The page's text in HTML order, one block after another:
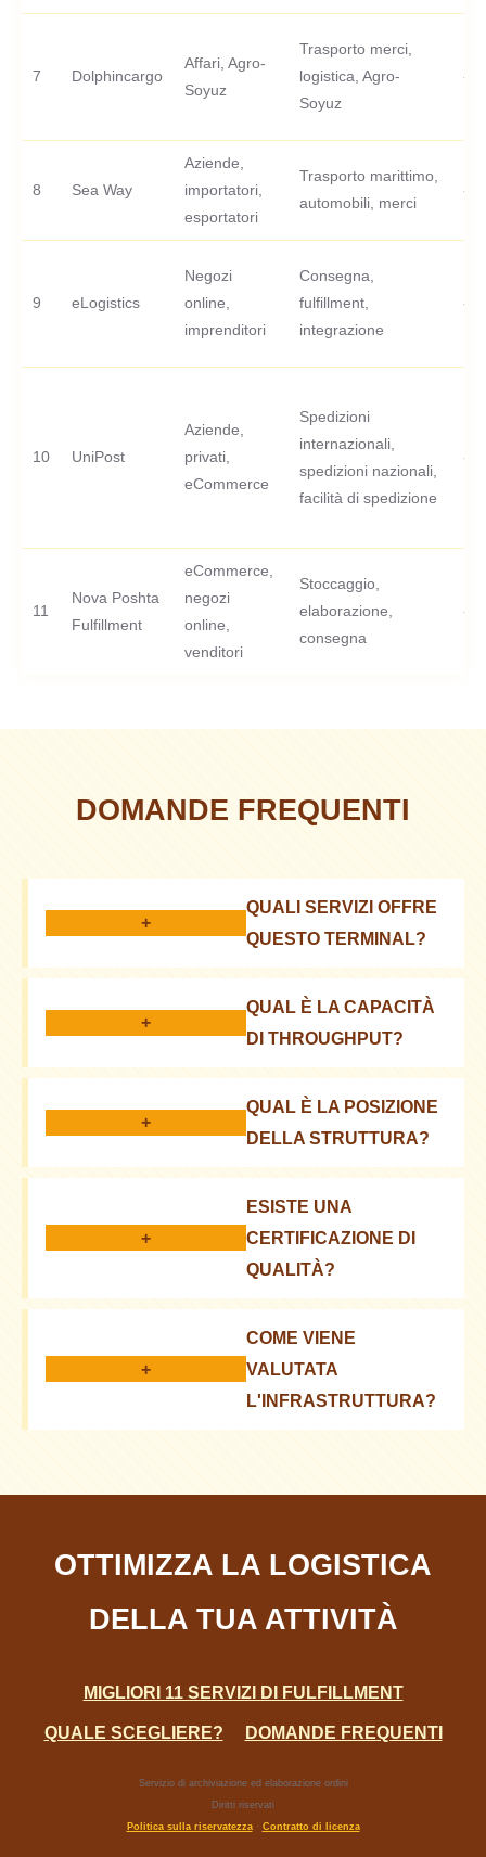
7 Dolphincargo
Affari, Agro-
Soyuz
Trasporto merci,
logistica, Agro-
Soyuz
-
8 Sea Way
Aziende,
importatori,
esportatori
Trasporto marittimo,
automobili, merci
-
9 eLogistics
Negozi
online,
imprenditori
Consegna,
fulfillment,
integrazione
-
10 UniPost
Aziende,
privati,
eCommerce
Spedizioni
internazionali,
spedizioni nazionali,
facilità di spedizione
-
11
Nova Poshta
Fulfillment
eCommerce,
negozi
online,
venditori
Stoccaggio,
elaborazione,
consegna
-
DOMANDE FREQUENTI
+
QUALI SERVIZI OFFRE
QUESTO TERMINAL?
Fornisce servizi di ricezione, stoccaggio e
spedizione di cereali e semi oleosi.
+
QUAL È LA CAPACITÀ
DI THROUGHPUT?
Il terminal può gestire volumi significativi di prodotti
al giorno.
+
QUAL È LA POSIZIONE
DELLA STRUTTURA?
Si trova in un'importante zona di trasporto.
+
ESISTE UNA
CERTIFICAZIONE DI
QUALITÀ?
Sì, il terminal è certificato secondo gli standard
+
COME VIENE
VALUTATA
L'INFRASTRUTTURA?
OTTIMIZZA LA LOGISTICA
DELLA TUA ATTIVITÀ
MIGLIORI 11 SERVIZI DI FULFILLMENT
QUALE SCEGLIERE? DOMANDE FREQUENTI
Servizio di archiviazione ed elaborazione ordini
Diritti riservati
Politica sulla riservatezza· Contratto di licenza